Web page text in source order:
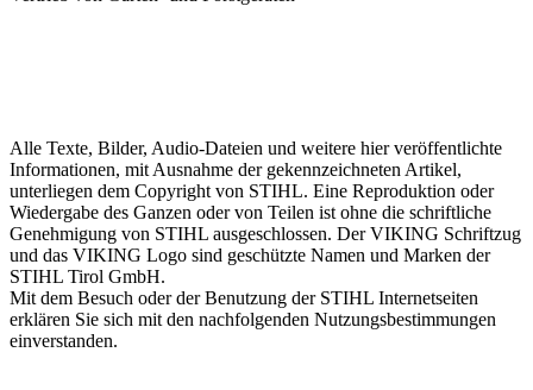
Alle Texte, Bilder, Audio-Dateien und weitere hier veröffentlichte
Informationen, mit Ausnahme der gekennzeichneten Artikel,
unterliegen dem Copyright von STIHL. Eine Reproduktion oder
Wiedergabe des Ganzen oder von Teilen ist ohne die schriftliche
Genehmigung von STIHL ausgeschlossen. Der VIKING Schriftzug
und das VIKING Logo sind geschützte Namen und Marken der
STIHL Tirol GmbH.
Mit dem Besuch oder der Benutzung der STIHL Internetseiten
erklären Sie sich mit den nachfolgenden Nutzungsbestimmungen
einverstanden.